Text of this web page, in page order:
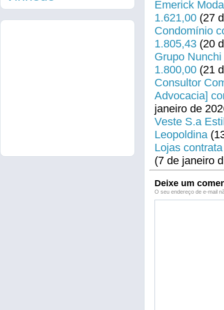
Emerick
1.621,00 (27
Condomínio
1.805,43 (20
Grupo
1.800,00 (21
Consultor
Advocacia]
janeiro de
Veste S.a
Leopoldina
Lojas
(7 de janeiro
Deixe um
O seu endereço de e-mail